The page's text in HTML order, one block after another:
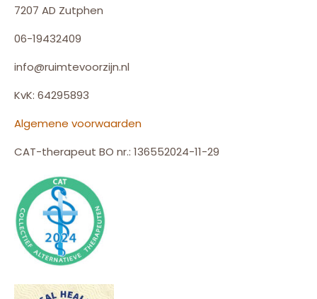
7207 AD Zutphen
06-19432409
info@ruimtevoorzijn.nl
KvK: 64295893
Algemene voorwaarden
CAT-therapeut BO nr.: 136552024-11-29